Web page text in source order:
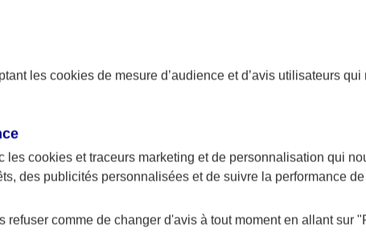
les cookies de mesure d’audience et d’avis utilisateurs
les cookies et traceurs marketing et de personnalisation qui
des publicités personnalisées et de suivre la performance
refuser comme de changer d'avis à tout moment en allant sur